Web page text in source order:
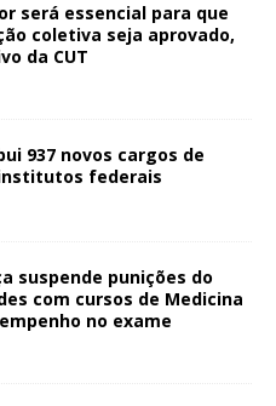
será essencial para que
coletiva seja aprovado,
da CUT
937 novos cargos de
federais
suspende punições do
com cursos de Medicina
no exame